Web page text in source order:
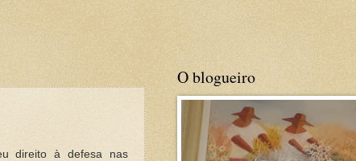
direito à defesa nas
O blogueiro